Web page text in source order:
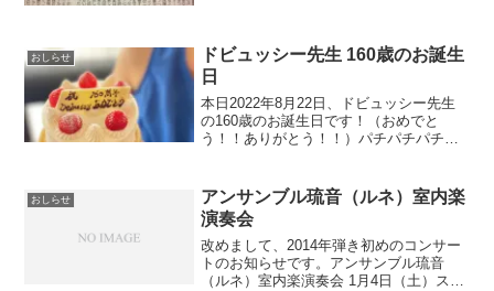
おしらせ
ドビュッシー先生 160歳のお誕生
日
本日2022年8月22日、ドビュッシー先生
の160歳のお誕生日です！（おめでと
う！！ありがとう！！）パチパチパチ
ーキでお祝い（いえーい）160年って、な
んだかすごく最近...
おしらせ
アンサンブル琉音（ルネ）室内楽
演奏会
改めまして、2014年弾き初めのコンサー
トのお知らせです。アンサンブル琉音
（ルネ）室内楽演奏会 1月4日（土）スタ